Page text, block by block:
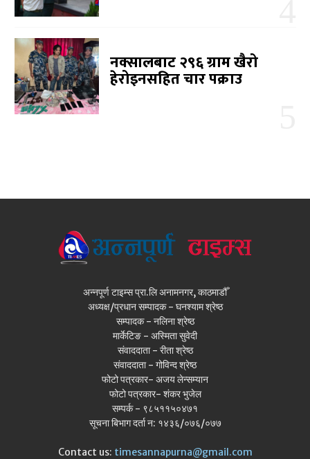
नक्सालबाट २९६ ग्राम खैरो
हेरोइनसहित चार पक्राउ
अन्नपूर्ण टाइम्स प्रा.लि अनामनगर, काठमाडौँ
अध्यक्ष/प्रधान सम्पादक - घनश्याम श्रेष्ठ
सम्पादक - नलिना श्रेष्ठ
मार्केटिङ - अस्मिता सुवेदी
संवाददाता - रीता श्रेष्ठ
संवाददाता - गोविन्द श्रेष्ठ
फोटो पत्रकार- अजय लेन्सम्यान
फोटो पत्रकार- शंकर भुजेल
सम्पर्क - ९८५११५०४७१
सूचना बिभाग दर्ता न: १४३६/०७६/०७७
Contact us: timesannapurna@gmail.com